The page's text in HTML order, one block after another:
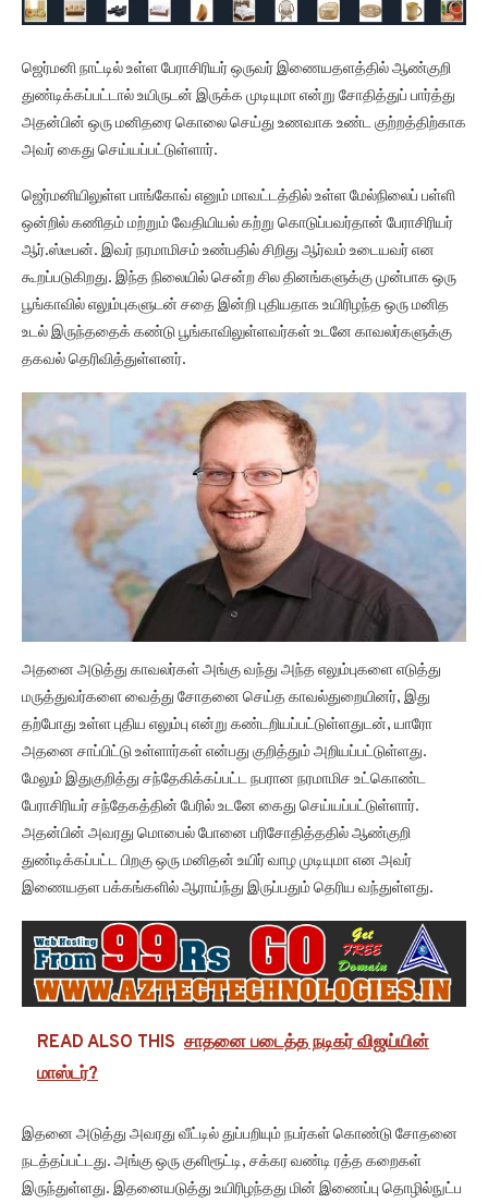
ஜெர்மனி நாட்டில் உள்ள பேராசிரியர் ஒருவர் இணையதளத்தில் ஆண்குறி
துண்டிக்கப்பட்டால் உயிருடன் இருக்க முடியுமா என்று சோதித்துப் பார்த்து
அதன்பின் ஒரு மனிதரை கொலை செய்து உணவாக உண்ட குற்றத்திற்காக
அவர் கைது செய்யப்பட்டுள்ளார்.
ஜெர்மனியிலுள்ள பாங்கோவ் எனும் மாவட்டத்தில் உள்ள மேல்நிலைப் பள்ளி
ஒன்றில் கணிதம் மற்றும் வேதியியல் கற்று கொடுப்பவர்தான் பேராசிரியர்
ஆர்.ஸ்டீபன். இவர் நரமாமிசம் உண்பதில் சிறிது ஆர்வம் உடையவர் என
கூறப்படுகிறது. இந்த நிலையில் சென்ற சில தினங்களுக்கு முன்பாக ஒரு
பூங்காவில் எலும்புகளுடன் சதை இன்றி புதியதாக உயிரிழந்த ஒரு மனித
உடல் இருந்ததைக் கண்டு பூங்காவிலுள்ளவர்கள் உடனே காவலர்களுக்கு
தகவல் தெரிவித்துள்ளனர்.
அதனை அடுத்து காவலர்கள் அங்கு வந்து அந்த எலும்புகளை எடுத்து
மருத்துவர்களை வைத்து சோதனை செய்த காவல்துறையினர், இது
தற்போது உள்ள புதிய எலும்பு என்று கண்டறியப்பட்டுள்ளதுடன், யாரோ
அதனை சாப்பிட்டு உள்ளார்கள் என்பது குறித்தும் அறியப்பட்டுள்ளது.
மேலும் இதுகுறித்து சந்தேகிக்கப்பட்ட நபரான நரமாமிச உட்கொண்ட
பேராசிரியர் சந்தேகத்தின் பேரில் உடனே கைது செய்யப்பட்டுள்ளார்.
அதன்பின் அவரது மொபைல் போனை பரிசோதித்ததில் ஆண்குறி
துண்டிக்கப்பட்ட பிறகு ஒரு மனிதன் உயிர் வாழ முடியுமா என அவர்
இணையதள பக்கங்களில் ஆராய்ந்து இருப்பதும் தெரிய வந்துள்ளது.
READ ALSO THIS சாதனை படைத்த நடிகர் விஜய்யின்
மாஸ்டர்?
இதனை அடுத்து அவரது வீட்டில் துப்பறியும் நபர்கள் கொண்டு சோதனை
நடத்தப்பட்டது. அங்கு ஒரு குளிரூட்டி, சக்கர வண்டி ரத்த கறைகள்
இருந்துள்ளது. இதனையடுத்து உயிரிழந்தது மின் இணைப்பு தொழில்நுட்ப